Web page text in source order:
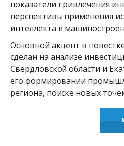
показатели привлечения
перспективы применения
интеллекта в
Основной акцент в
сделан на анализе
Свердловской области и
его формировании
региона, поиске новых